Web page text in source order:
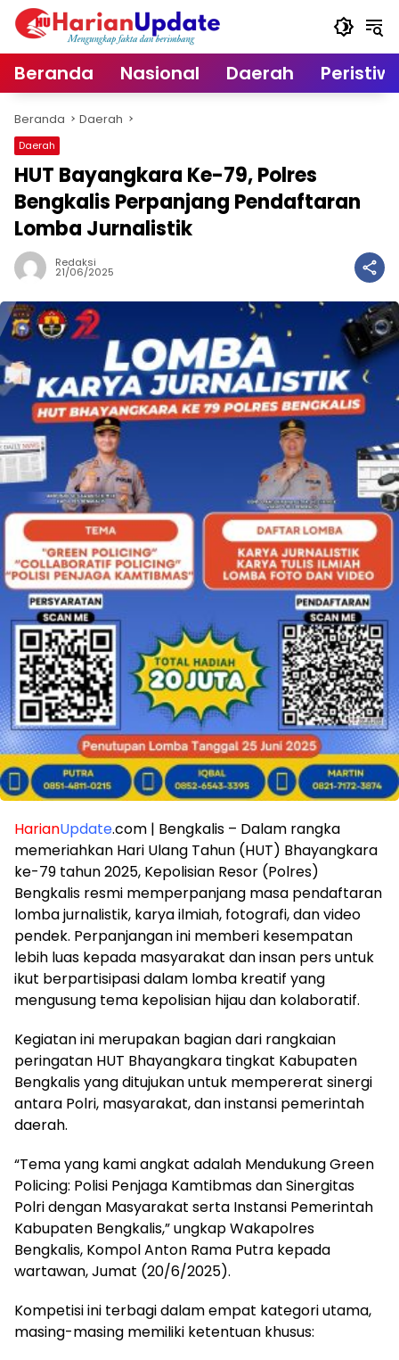
Langsung
Beranda Nasional Daerah
Beranda Daerah
Daerah
HUT Bayangkara Ke-79, Polres
Bengkalis Perpanjang Pendaftaran
Lomba Jurnalistik
Redaksi
21/06/2025
HarianUpdate.com | Bengkalis – Dalam rangka
memeriahkan Hari Ulang Tahun (HUT) Bhayangkara
ke-79 tahun 2025, Kepolisian Resor (Polres)
Bengkalis resmi memperpanjang masa pendaftaran
lomba jurnalistik, karya ilmiah, fotografi, dan video
pendek. Perpanjangan ini memberi kesempatan
lebih luas kepada masyarakat dan insan pers untuk
ikut berpartisipasi dalam lomba kreatif yang
mengusung tema kepolisian hijau dan kolaboratif.
Kegiatan ini merupakan bagian dari rangkaian
peringatan HUT Bhayangkara tingkat Kabupaten
Bengkalis yang ditujukan untuk mempererat sinergi
antara Polri, masyarakat, dan instansi pemerintah
daerah.
“Tema yang kami angkat adalah Mendukung Green
Policing: Polisi Penjaga Kamtibmas dan Sinergitas
Polri dengan Masyarakat serta Instansi Pemerintah
Kabupaten Bengkalis,” ungkap Wakapolres
Bengkalis, Kompol Anton Rama Putra kepada
wartawan, Jumat (20/6/2025).
Kompetisi ini terbagi dalam empat kategori utama,
masing-masing memiliki ketentuan khusus: